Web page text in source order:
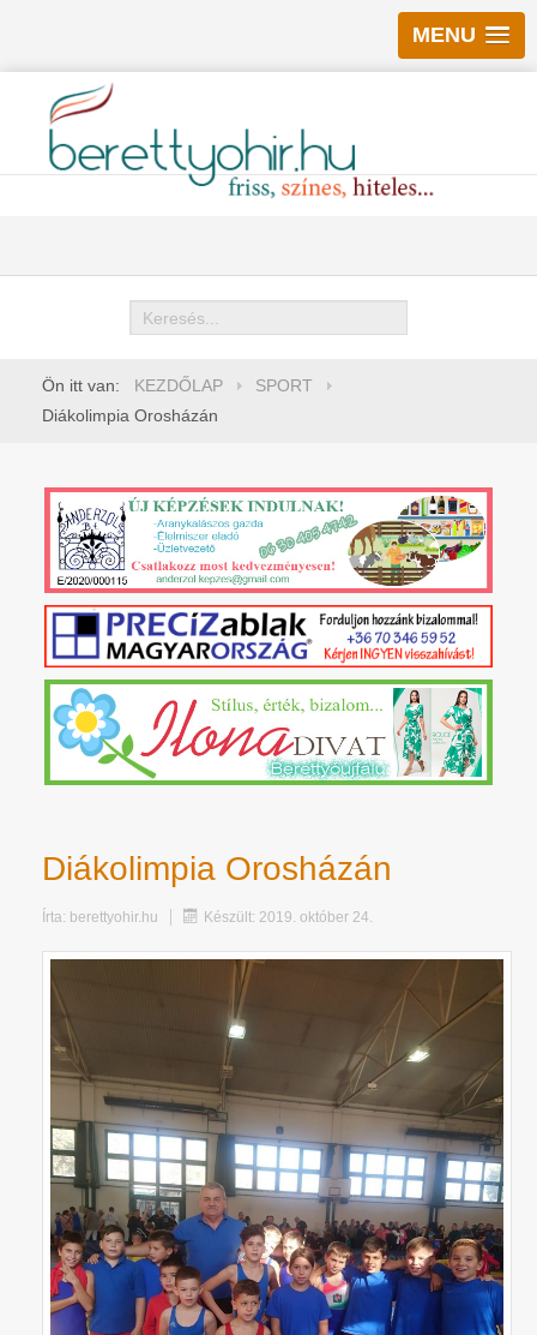
MENU
Keresés
Ön itt van: KEZDŐLAP
SPORT
Diákolimpia Orosházán
Diákolimpia Orosházán
Írta: berettyohir.hu Készült: 2019. október 24.